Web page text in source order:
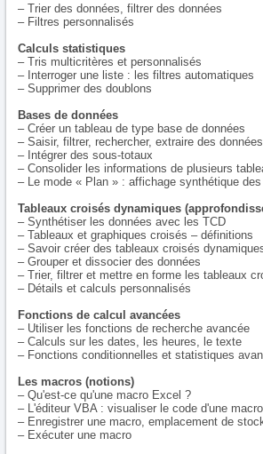
– Trier des données, filtrer des données
– Filtres personnalisés
Calculs statistiques
– Tris multicritères et personnalisés
– Interroger une liste : les filtres automatiques
– Supprimer des doublons
Bases de données
– Créer un tableau de type base de données
– Saisir, filtrer, rechercher, extraire des données
– Intégrer des sous-totaux
– Consolider les informations de plusieurs
– Le mode « Plan » : affichage synthétique
Tableaux croisés dynamiques
– Synthétiser les données avec les TCD
– Tableaux et graphiques croisés – définitions
– Savoir créer des tableaux croisés
– Grouper et dissocier des données
– Trier, filtrer et mettre en forme les tableaux
– Détails et calculs personnalisés
Fonctions de calcul avancées
– Utiliser les fonctions de recherche avancée
– Calculs sur les dates, les heures, le texte
– Fonctions conditionnelles et statistiques
Les macros (notions)
– Qu'est-ce qu'une macro Excel ?
– L'éditeur VBA : visualiser le code d'une macro
– Enregistrer une macro, emplacement de
– Exécuter une macro